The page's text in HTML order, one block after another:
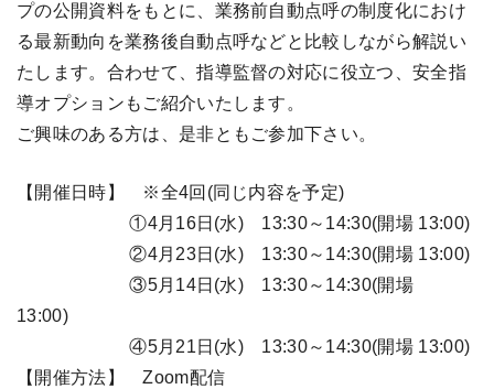
プの公開資料をもとに、業務前自動点呼の制度化におけ
る最新動向を業務後自動点呼などと比較しながら解説い
たします。合わせて、指導監督の対応に役立つ、安全指
導オプションもご紹介いたします。
ご興味のある方は、是非ともご参加下さい。
【開催日時】 ※全4回(同じ内容を予定)
①4月16日(水) 13:30～14:30(開場 13:00)
②4月23日(水) 13:30～14:30(開場 13:00)
③5月14日(水) 13:30～14:30(開場
13:00)
④5月21日(水) 13:30～14:30(開場 13:00)
【開催方法】 Zoom配信